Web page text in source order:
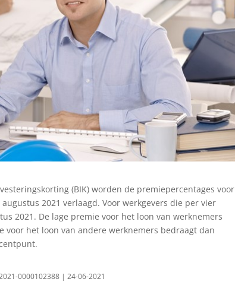
(BIK) worden de premiepercentages voor
2021 verlaagd. Voor werkgevers die per vier
2021. De lage premie voor het loon van werknemers
voor het loon van andere werknemers bedraagt dan
0000102388 | 24-06-2021